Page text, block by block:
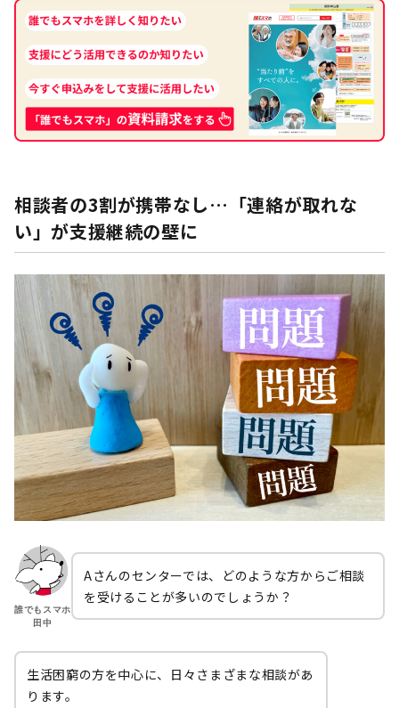
相談者の3割が携帯なし…「連絡が取れな
い」が支援継続の壁に
誰でもスマホ
田中
Aさんのセンターでは、どのような方からご相談
を受けることが多いのでしょうか？
生活困窮の方を中心に、日々さまざまな相談があ
ります。